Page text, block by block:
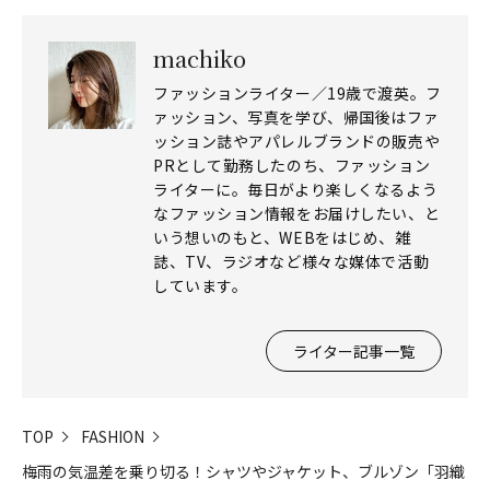
machiko
ファッションライター／19歳で渡英。フ
ァッション、写真を学び、帰国後はファ
ッション誌やアパレルブランドの販売や
PRとして勤務したのち、ファッション
ライターに。毎日がより楽しくなるよう
なファッション情報をお届けしたい、と
いう想いのもと、WEBをはじめ、雑
誌、TV、ラジオなど様々な媒体で活動
しています。
ライター記事一覧
TOP
FASHION
梅雨の気温差を乗り切る！シャツやジャケット、ブルゾン「羽織